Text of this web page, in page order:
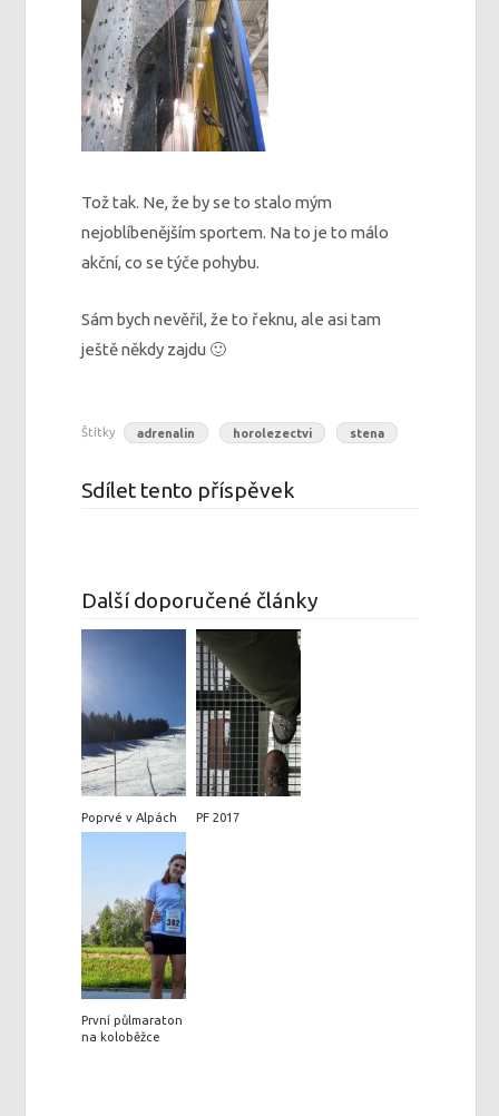
Tož tak. Ne, že by se to stalo mým
nejoblíbenějším sportem. Na to je to málo
akční, co se týče pohybu.
Sám bych nevěřil, že to řeknu, ale asi tam
ještě někdy zajdu 🙂
Štítky adrenalin horolezectvi stena
Sdílet tento příspěvek
Další doporučené články
Poprvé v Alpách PF 2017
První půlmaraton
na koloběžce